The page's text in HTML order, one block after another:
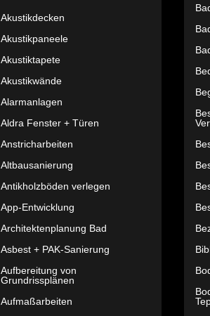
Akustikdecken
Akustikpaneele
Akustiktapete
Akustikwände
Alarmanlagen
Aldra Fenster + Türen
Anstricharbeiten
Altbausanierung
Antikholzböden verlegen
App-Entwicklung
Architektenplanung Bad
Asbest + PAK-Sanierung
Aufbereitung von
Grundrissplänen
Aufmaßarbeiten